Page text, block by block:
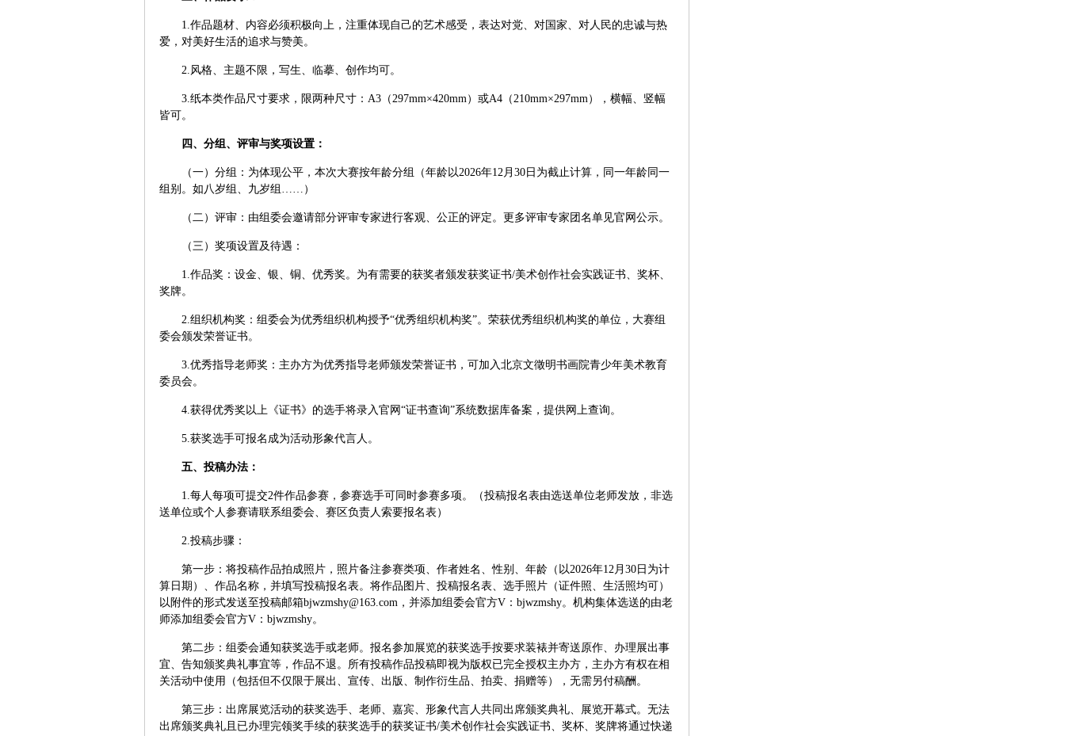
1.作品题材、内容必须积极向上，注重体现自己的艺术感受，表达对党、对国家、对人民的忠诚与热
爱，对美好生活的追求与赞美。
2.风格、主题不限，写生、临摹、创作均可。
3.纸本类作品尺寸要求，限两种尺寸： A3 （297mm×420mm）或A4 （210mm×297mm），横幅、竖幅
皆可。
四、分组、评审与奖项设置：
（一）分组：为体现公平，本次大赛按年龄分组（年龄以2026年12月 30 日为截止计算，同一年龄同一
组别。如八岁组、九岁组……）
（二）评审：由组委会邀请部分评审专家进行客观、公正的评定。更多评审专家团名单见官网公示。
（三）奖项设置及待遇：
1.作品奖：设金、银、铜、优秀奖。为有需要的获奖者颁发获奖证书/美术创作社会实践证书、 奖杯、
奖牌。
2.组织机构奖：组委会为优秀组织机构授予“优秀组织机构奖”。荣获优秀组织机构奖的单位，大赛组
委会颁发荣誉证书。
3.优秀指导老师奖：主办方为优秀指导老师颁发荣誉证书，可加入北京文徵明书画院青少年美术教育
委员会。
4.获得优秀奖以上《证书》的选手将录入官网“证书查询”系统数据库备案，提供网上查询。
5.获奖选手可报名成为活动形象代言人。
五、投稿办法：
1.每人每项可提交2件作品参赛，参赛选手可同时参赛多项。（投稿报名表由选送单位老师发放，非选
送单位或个人参赛请联系组委会、赛区负责人索要报名表）
2.投稿步骤：
第一步：将投稿作品拍成照片，照片备注参赛类项、作者姓名、性别、年龄（以2026年12月 30 日为计
算日期）、作品名称，并填写投稿报名表。将作品图片、投稿报名表、选手照片（证件照、生活照均可）
以附件的形式发送至投稿邮箱bjwzmshy@163.com ，并添加组委会官方V ： bjwzmshy。机构集体选送的由老
师添加组委会官方V ： bjwzmshy。
第二步：组委会通知获奖选手或老师。报名参加展览的获奖选手按要求装裱并寄送原作、办理展出事
宜、告知颁奖典礼事宜等，作品不退。所有投稿作品投稿即视为版权已完全授权主办方，主办方有权在相
关活动中使用（包括但不仅限于展出、宣传、出版、制作衍生品、拍卖、捐赠等），无需另付稿酬。
第三步：出席展览活动的获奖选手、老师、嘉宾、形象代言人共同出席颁奖典礼、展览开幕式。无法
出席颁奖典礼且已办理完领奖手续的获奖选手的获奖证书/美术创作社会实践证书、奖杯、奖牌将通过快递